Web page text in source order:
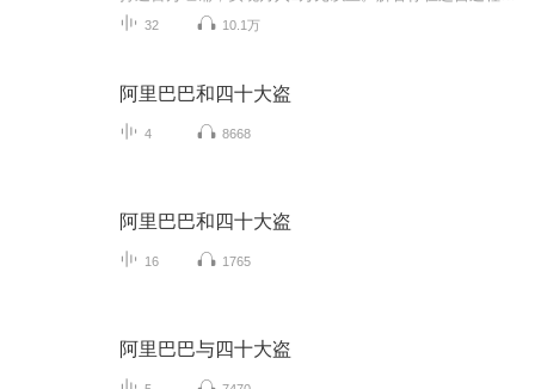
32 10.1万
阿里巴巴和四十大盗
4 8668
阿里巴巴和四十大盗
16 1765
阿里巴巴与四十大盗